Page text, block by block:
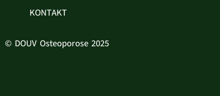
KONTAKT
© DOUV Osteoporose 2025